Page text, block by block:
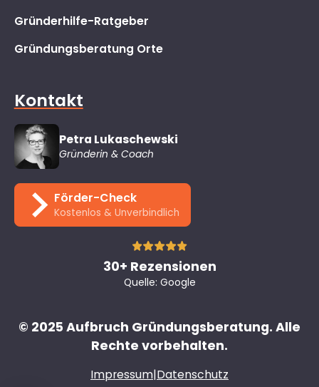
Gründerhilfe-Ratgeber
Gründungsberatung Orte
Kontakt
Petra Lukaschewski
Gründerin & Coach
Förder-Check
Kostenlos & Unverbindlich
30+ Rezensionen
Quelle: Google
© 2025 Aufbruch Gründungsberatung. Alle
Rechte vorbehalten.
Impressum|Datenschutz